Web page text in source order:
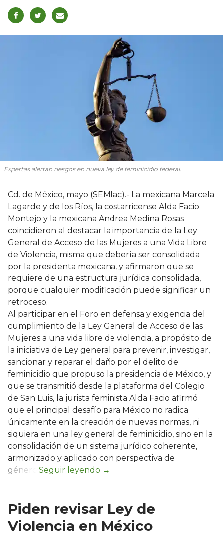
Expertas alertan riesgos en nueva ley de feminicidio federal.
Cd. de México, mayo (SEMlac).- La mexicana Marcela
Lagarde y de los Ríos, la costarricense Alda Facio
Montejo y la mexicana Andrea Medina Rosas
coincidieron al destacar la importancia de la Ley
General de Acceso de las Mujeres a una Vida Libre
de Violencia, misma que debería ser consolidada
por la presidenta mexicana, y afirmaron que se
requiere de una estructura jurídica consolidada,
porque cualquier modificación puede significar un
retroceso.
Al participar en el Foro en defensa y exigencia del
cumplimiento de la Ley General de Acceso de las
Mujeres a una vida libre de violencia, a propósito de
la iniciativa de Ley general para prevenir, investigar,
sancionar y reparar el daño por el delito de
feminicidio que propuso la presidencia de México, y
que se transmitió desde la plataforma del Colegio
de San Luis, la jurista feminista Alda Facio afirmó
que el principal desafío para México no radica
únicamente en la creación de nuevas normas, ni
siquiera en una ley general de feminicidio, sino en la
consolidación de un sistema jurídico coherente,
armonizado y aplicado con perspectiva de
género.
Piden revisar Ley de
Violencia en México